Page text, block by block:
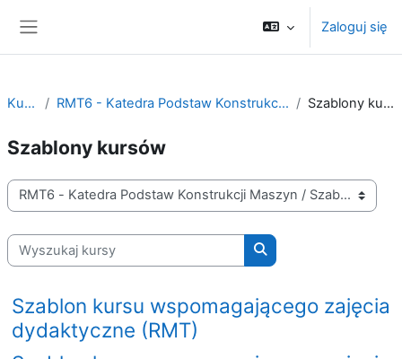
Zaloguj się
Kursy RMT6 - Katedra Podstaw Konstrukcji Maszyn Szablony kursów
Szablony kursów
Kategorie kursów
Wyszukaj kursy
Wyszukaj kursy
Szablon kursu wspomagającego zajęcia
dydaktyczne (RMT)